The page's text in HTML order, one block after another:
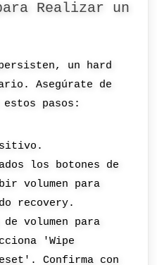
Realizar un
un hard
Asegúrate de
estos pasos:
los botones de
volumen para
recovery.
volumen para
'Wipe
Confirma con